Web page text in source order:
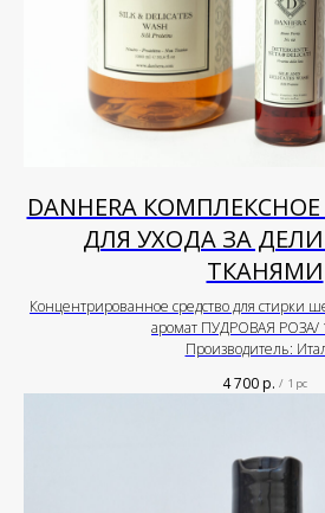
DANHERA
ДЛЯ УХОДА ЗА
ТКАНЯМИ
Концентрированное средство для стирки
аромат ПУДРОВАЯ РОЗА/
Производитель:
4 700р. / 1 pc